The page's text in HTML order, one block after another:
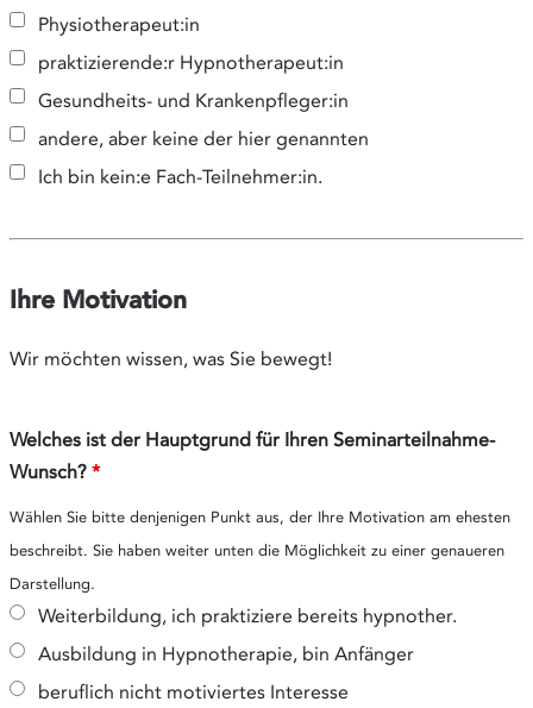
Physiotherapeut:in
praktizierende:r Hypnotherapeut:in
Gesundheits- und Krankenpfleger:in
andere, aber keine der hier genannten
Ich bin kein:e Fach-Teilnehmer:in.
Ihre Motivation
Wir möchten wissen, was Sie bewegt!
Welches ist der Hauptgrund für Ihren Seminarteilnahme-
Wunsch? *
Weiterbildung, ich praktiziere bereits hypnother.
Ausbildung in Hypnotherapie, bin Anfänger
beruflich nicht motiviertes Interesse
Wählen Sie bitte denjenigen Punkt aus, der Ihre Motivation am ehesten
beschreibt. Sie haben weiter unten die Möglichkeit zu einer genaueren
Darstellung.